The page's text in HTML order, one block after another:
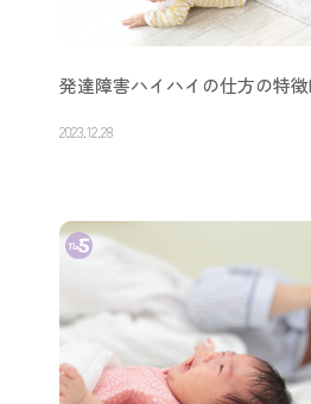
発達障害ハイハイの仕方の特
2023.12.28